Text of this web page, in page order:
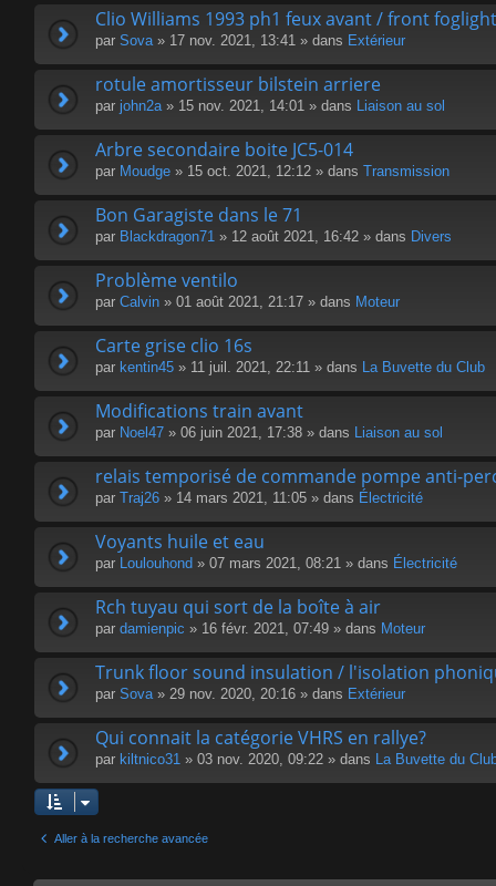
Clio Williams 1993 ph1 feux avant / front
par Sova» 17 nov. 2021, 13:41 » dans Extérieur
rotule amortisseur bilstein arriere
par john2a» 15 nov. 2021, 14:01 » dans Liaison au sol
Arbre secondaire boite JC5-014
par Moudge » 15 oct. 2021, 12:12 » dans Transmission
Bon Garagiste dans le 71
par Blackdragon71 » 12 août 2021, 16:42 » dans Divers
Problème ventilo
par Calvin » 01 août 2021, 21:17 » dans Moteur
Carte grise clio 16s
par kentin45 » 11 juil. 2021, 22:11 » dans La Buvette du Club
Modifications train avant
par Noel47 » 06 juin 2021, 17:38 » dans Liaison au sol
relais temporisé de commande pompe anti-
par Traj26 » 14 mars 2021, 11:05 » dans Électricité
Voyants huile et eau
par Loulouhond » 07 mars 2021, 08:21 » dans Électricité
Rch tuyau qui sort de la boîte à air
par damienpic » 16 févr. 2021, 07:49 » dans Moteur
Trunk floor sound insulation / l'isolation
par Sova» 29 nov. 2020, 20:16 » dans Extérieur
Qui connait la catégorie VHRS en rallye?
par kiltnico31 » 03 nov. 2020, 09:22 » dans La Buvette du
Aller à la recherche avancée